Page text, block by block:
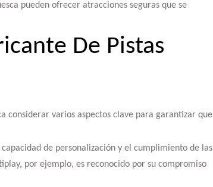
pueden ofrecer atracciones seguras que se
De Pistas
considerar varios aspectos clave para garantizar que
de personalización y el cumplimiento de las
por ejemplo, es reconocido por su compromiso